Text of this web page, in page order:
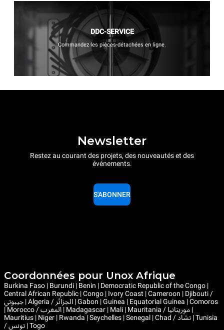
DDC-SERVICE
Commandez les pièces-détachées en ligne.
Newsletter
Restez au courant des projets, des nouveautés et des
événements.
S'ABONNER
Coordonnées pour Unox Afrique
Burkina Faso | Burundi | Benin | Democratic Republic of the Congo |
Central African Republic | Congo | Ivory Coast | Cameroon | Djibouti /
جيبوتي | Algeria / الجزائر | Gabon | Guinea | Equatorial Guinea | Comoros
| Morocco / المغرب | Madagascar | Mali | Mauritania / موريتانيا |
Mauritius | Niger | Rwanda | Seychelles | Senegal | Chad / تشاد | Tunisia
/ تونس | Togo